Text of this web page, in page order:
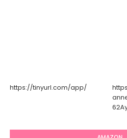
https://tinyurl.com/app/